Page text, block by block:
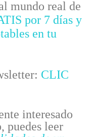
mundo real de
por 7 días y
en tu
CLIC
interesado
puedes leer